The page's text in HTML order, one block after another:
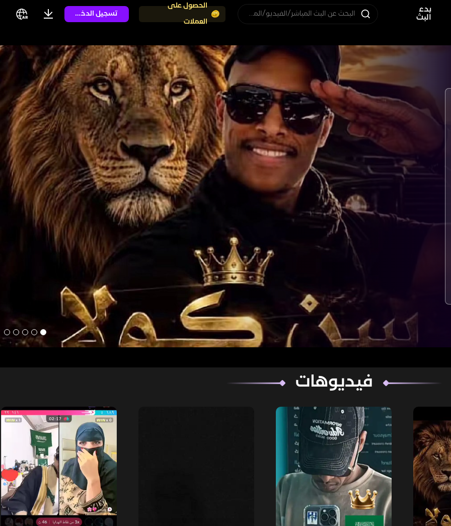
بدء
البث
البحث عن البث المباشر/الفيديو/المستخدم
الحصول على
العملات
تسجيل الدخول
فيديوهات